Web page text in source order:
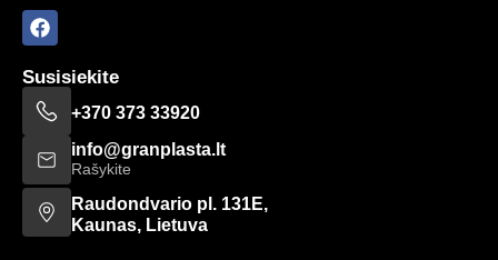
Susisiekite
+370 373 33920
info@granplasta.lt
Rašykite
Raudondvario pl. 131E,
Kaunas, Lietuva